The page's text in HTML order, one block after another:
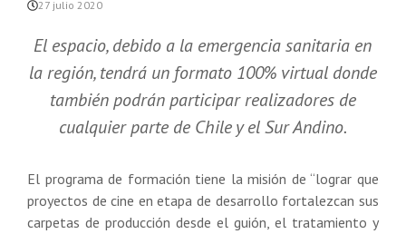
27 julio 2020
El espacio, debido a la emergencia sanitaria en
la región, tendrá un formato 100% virtual donde
también podrán participar realizadores de
cualquier parte de Chile y el Sur Andino.
El programa de formación tiene la misión de “lograr que
proyectos de cine en etapa de desarrollo fortalezcan sus
carpetas de producción desde el guión, el tratamiento y